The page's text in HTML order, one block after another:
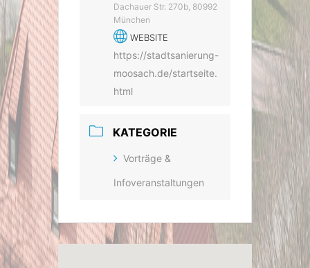
Dachauer Str. 270b, 80992
München
WEBSITE
https://stadtsanierung-
moosach.de/startseite.
html
KATEGORIE
Vorträge &
Infoveranstaltungen